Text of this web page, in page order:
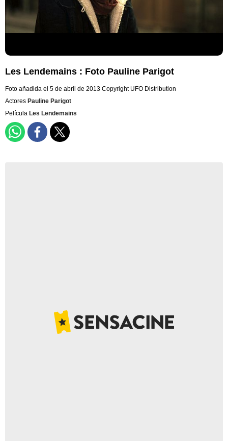
Les Lendemains : Foto Pauline Parigot
Foto añadida el 5 de abril de 2013 Copyright UFO Distribution
Actores Pauline Parigot
Película Les Lendemains